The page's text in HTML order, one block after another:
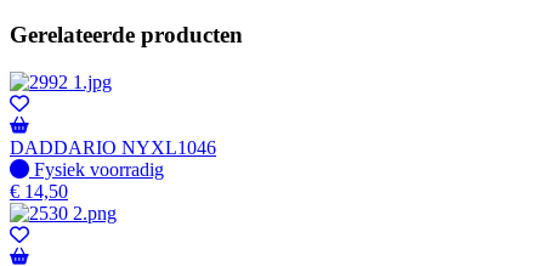
Gerelateerde producten
DADDARIO NYXL1046
Fysiek voorradig
Fysiek voorradig
€ 14,50